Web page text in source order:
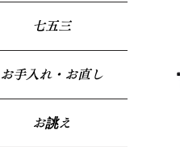
七五三
お手入れ・お直し
お誂え